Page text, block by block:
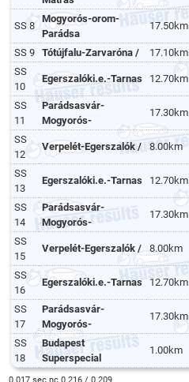
SS 8
Mogyorós-orom-
Parádsa
17.50km
SS 9 Tótújfalu-Zarvaróna / 17.10km
SS
10
Egerszalóki.e.-Tarnas 12.70km
SS
11
Parádsasvár-
Mogyorós-
17.30km
SS
12
Verpelét-Egerszalók / 8.00km
SS
13
Egerszalóki.e.-Tarnas 12.70km
SS
14
Parádsasvár-
Mogyorós-
17.30km
SS
15
Verpelét-Egerszalók / 8.00km
SS
16
Egerszalóki.e.-Tarnas 12.70km
SS
17
Parádsasvár-
Mogyorós-
17.30km
SS
18
Budapest
Superspecial
1.00km